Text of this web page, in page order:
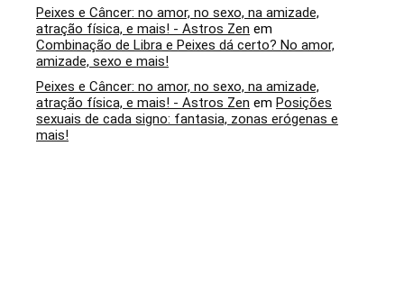
Peixes e Câncer: no amor, no sexo, na amizade,
atração física, e mais! - Astros Zen em
Combinação de Libra e Peixes dá certo? No amor,
amizade, sexo e mais!
Peixes e Câncer: no amor, no sexo, na amizade,
atração física, e mais! - Astros Zen em Posições
sexuais de cada signo: fantasia, zonas erógenas e
mais!